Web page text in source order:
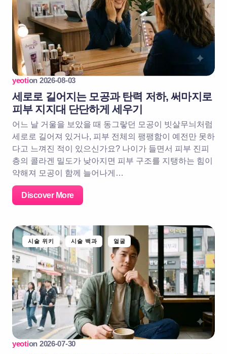
yeotion 2026-08-03
세로로 길어지는 모공과 탄력 저하, 써마지로
피부 지지대 단단하게 세우기
어느 날 거울을 보았을 때 동그랗던 모공이 빗살무늬처럼
세로로 길어져 있거나, 피부 전체의 팽팽함이 예전만 못하
다고 느껴진 적이 있으신가요? 나이가 들면서 피부 진피
층의 콜라겐 밀도가 낮아지면 피부 구조를 지탱하는 힘이
약해져 모공이 함께 늘어나게…
Discover More
시술 위키 시술 백과 얼굴
yeotion 2026-07-30